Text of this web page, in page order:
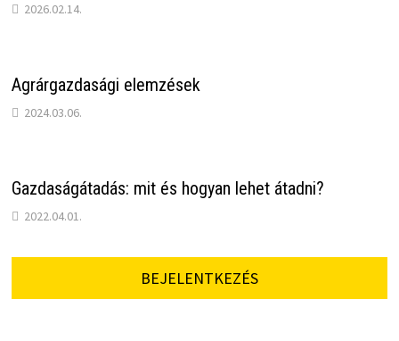
2026.02.14.
Agrárgazdasági elemzések
2024.03.06.
Gazdaságátadás: mit és hogyan lehet átadni?
2022.04.01.
BEJELENTKEZÉS